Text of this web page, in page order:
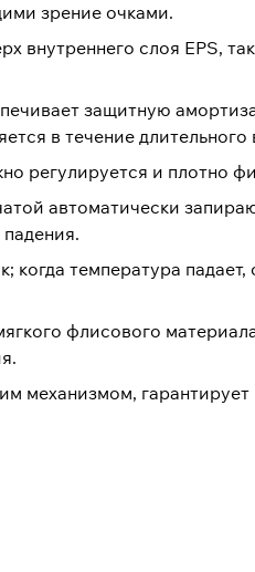
зрение очками.
слоя EPS,
защитную
в течение длительного
регулируется и плотно
автоматически
температура
флисового
механизмом, гарантирует